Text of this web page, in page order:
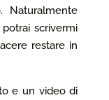
Naturalmente
scrivermi
restare in
e un video di